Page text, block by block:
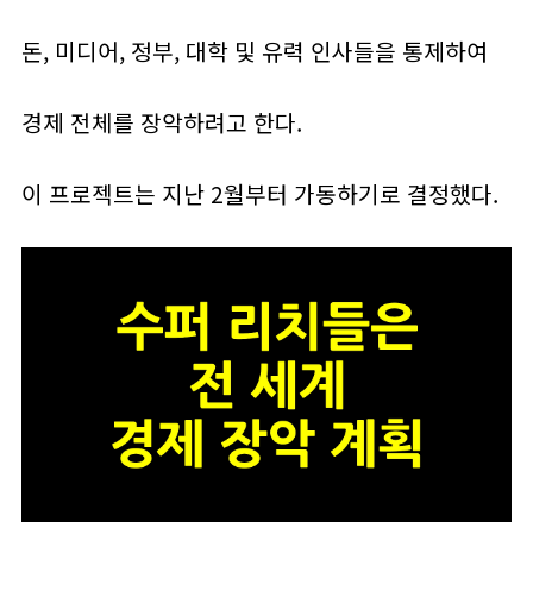
돈, 미디어, 정부, 대학 및 유력 인사들을 통제하여
경제 전체를 장악하려고 한다.
이 프로젝트는 지난 2월부터 가동하기로 결정했다.